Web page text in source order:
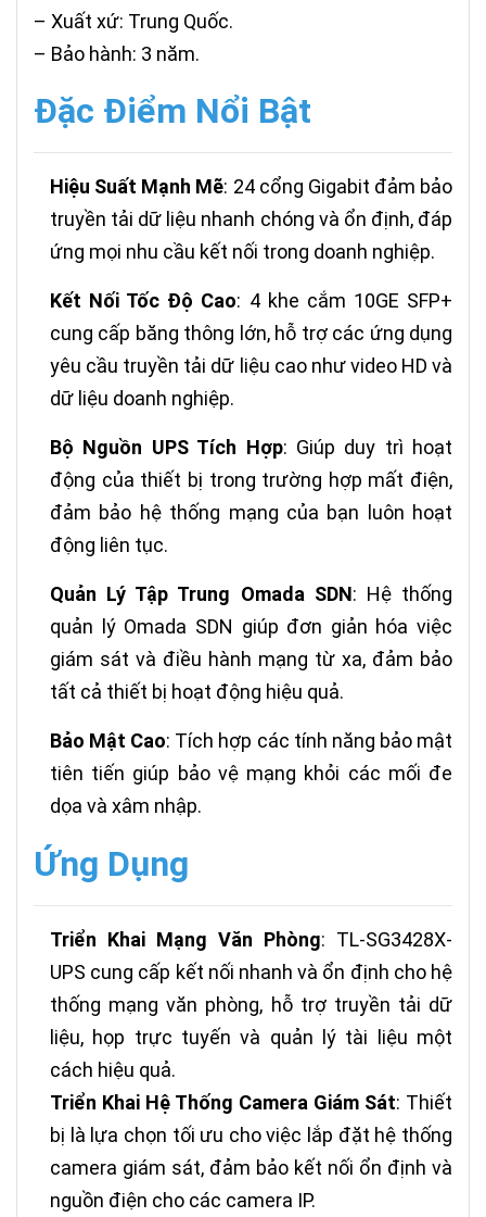
– Xuất xứ: Trung Quốc.
– Bảo hành: 3 năm.
Đặc Điểm Nổi Bật
Hiệu Suất Mạnh Mẽ: 24 cổng Gigabit đảm bảo
truyền tải dữ liệu nhanh chóng và ổn định, đáp
ứng mọi nhu cầu kết nối trong doanh nghiệp.
Kết Nối Tốc Độ Cao: 4 khe cắm 10GE SFP+
cung cấp băng thông lớn, hỗ trợ các ứng dụng
yêu cầu truyền tải dữ liệu cao như video HD và
dữ liệu doanh nghiệp.
Bộ Nguồn UPS Tích Hợp: Giúp duy trì hoạt
động của thiết bị trong trường hợp mất điện,
đảm bảo hệ thống mạng của bạn luôn hoạt
động liên tục.
Quản Lý Tập Trung Omada SDN: Hệ thống
quản lý Omada SDN giúp đơn giản hóa việc
giám sát và điều hành mạng từ xa, đảm bảo
tất cả thiết bị hoạt động hiệu quả.
Bảo Mật Cao: Tích hợp các tính năng bảo mật
tiên tiến giúp bảo vệ mạng khỏi các mối đe
dọa và xâm nhập.
Ứng Dụng
Triển Khai Mạng Văn Phòng: TL-SG3428X-
UPS cung cấp kết nối nhanh và ổn định cho hệ
thống mạng văn phòng, hỗ trợ truyền tải dữ
liệu, họp trực tuyến và quản lý tài liệu một
cách hiệu quả.
Triển Khai Hệ Thống Camera Giám Sát: Thiết
bị là lựa chọn tối ưu cho việc lắp đặt hệ thống
camera giám sát, đảm bảo kết nối ổn định và
nguồn điện cho các camera IP.